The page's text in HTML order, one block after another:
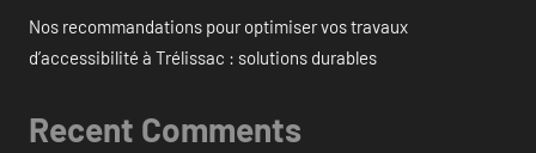
Nos recommandations pour optimiser vos travaux
d’accessibilité à Trélissac : solutions durables
Recent Comments